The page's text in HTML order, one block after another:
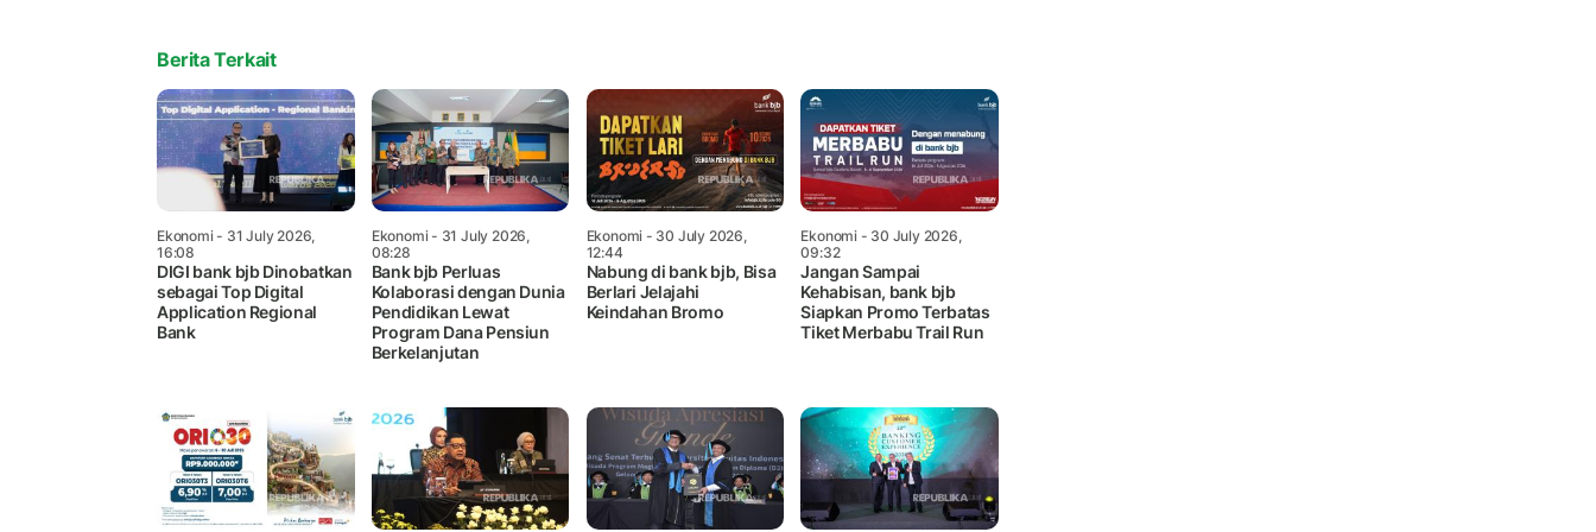
Berita Terkait
Ekonomi- 31 July 2026,
16:08
DIGI bank bjb Dinobatkan
sebagai Top Digital
Application Regional
Bank
Ekonomi- 31 July 2026,
08:28
Bank bjb Perluas
Kolaborasi dengan Dunia
Pendidikan Lewat
Program Dana Pensiun
Berkelanjutan
Ekonomi - 30 July 2026,
12:44
Nabung di bank bjb, Bisa
Berlari Jelajahi
Keindahan Bromo
Ekonomi- 30 July 2026,
09:32
Jangan Sampai
Kehabisan, bank bjb
Siapkan Promo Terbatas
Tiket Merbabu Trail Run